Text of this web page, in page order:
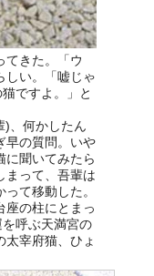
てきた。「ウ
しい。「嘘じゃ
ですよ。」と
)、何かしたん
早の質問。いや
に聞いてみたら
まって、吾輩は
て移動した。
座の柱にとまっ
呼ぶ天満宮の
太宰府猫、ひょ